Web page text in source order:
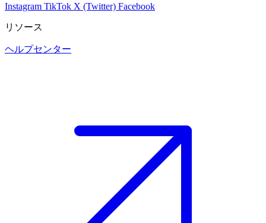
Instagram TikTok X (Twitter) Facebook
リソース
ヘルプセンター